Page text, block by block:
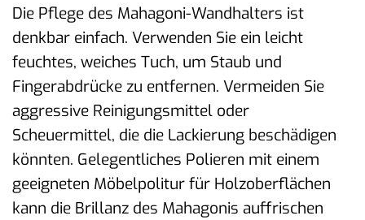
Die Pflege des Mahagoni-Wandhalters ist
denkbar einfach. Verwenden Sie ein leicht
feuchtes, weiches Tuch, um Staub und
Fingerabdrücke zu entfernen. Vermeiden Sie
aggressive Reinigungsmittel oder
Scheuermittel, die die Lackierung beschädigen
könnten. Gelegentliches Polieren mit einem
geeigneten Möbelpolitur für Holzoberflächen
kann die Brillanz des Mahagonis auffrischen